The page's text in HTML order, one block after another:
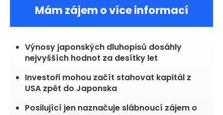
Mám zájem o více informací
Výnosy japonských dluhopisů dosáhly
nejvyšších hodnot za desítky let
Investoři mohou začít stahovat kapitál z
USA zpět do Japonska
Posilující jen naznačuje slábnoucí zájem o